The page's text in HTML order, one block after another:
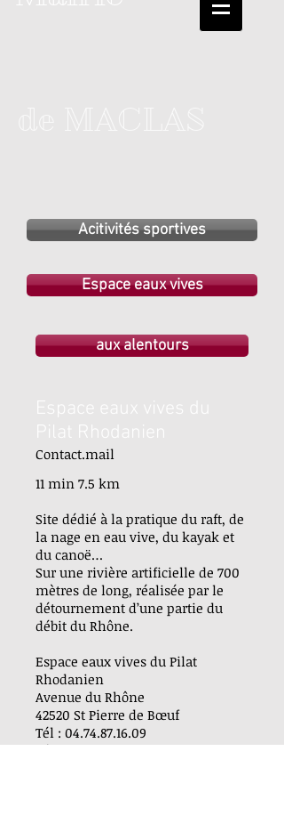
Acitivités sportives
Espace eaux vives
aux alentours
Espace eaux vives du
Pilat Rhodanien
Contact.mail
11 min 7.5 km
Site dédié à la pratique du raft, de
la nage en eau vive, du kayak et
du canoë…
Sur une rivière artificielle de 700
mètres de long, réalisée par le
détournement d’une partie du
débit du Rhône.
Espace eaux vives du Pilat
Rhodanien
Avenue du Rhône
42520 St Pierre de Bœuf
Tél : 04.74.87.16.09
Tél : 06.86.75.44.63